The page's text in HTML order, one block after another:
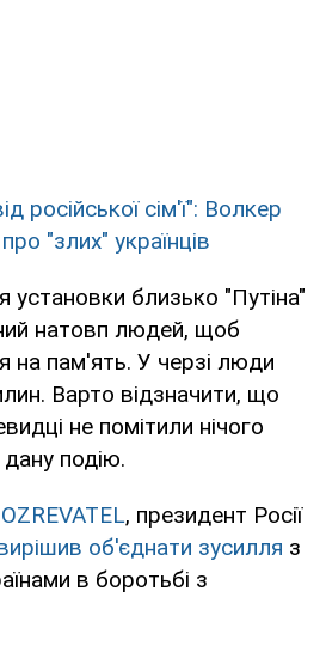
російської сім'ї": Волкер
"злих" українців
установки близько "Путіна"
натовп людей, щоб
на пам'ять. У черзі люди
Варто відзначити, що
не помітили нічого
подію.
, президент Росії
об'єднати зусилля з
в боротьбі з